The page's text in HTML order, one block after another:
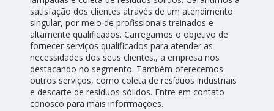
satisfação dos clientes através de um atendimento
singular, por meio de profissionais treinados e
altamente qualificados. Carregamos o objetivo de
fornecer serviços qualificados para atender as
necessidades dos seus clientes., a empresa nos
destacando no segmento. Também oferecemos
outros serviços, como coleta de resíduos industriais
e descarte de resíduos sólidos. Entre em contato
conosco para mais inforrmações.